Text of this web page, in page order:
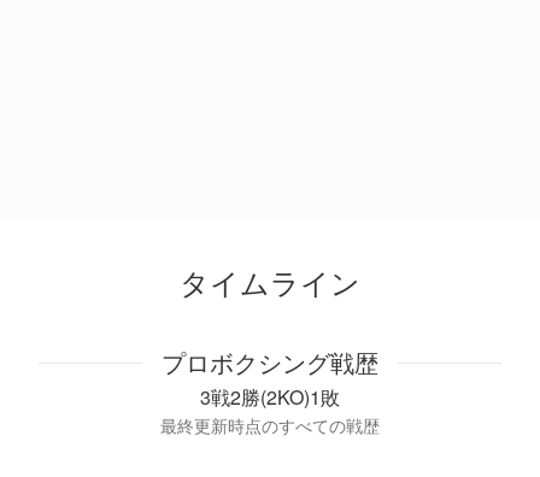
タイムライン
プロボクシング戦歴
3戦2勝(2KO)1敗
最終更新時点のすべての戦歴